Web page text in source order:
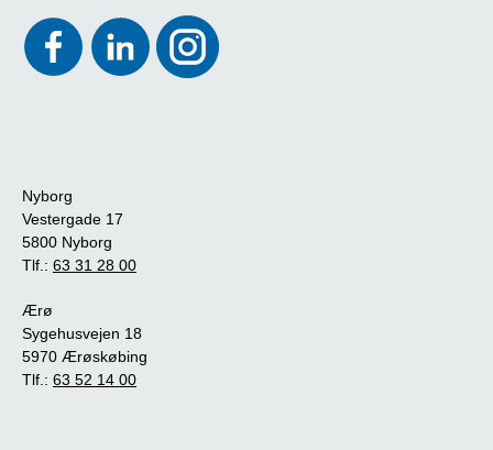
Nyborg
Vestergade 17
5800 Nyborg
Tlf.: 63 31 28 00
Ærø
Sygehusvejen 18
5970 Ærøskøbing
Tlf.: 63 52 14 00